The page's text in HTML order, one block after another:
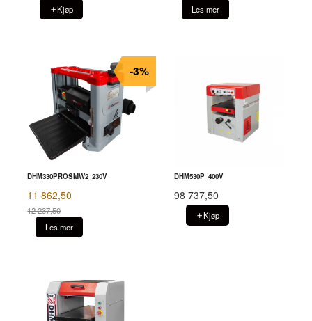
Kjøp Les mer
DHM330PROSMW2_230V
11 862,50
12 237,50
Rabatt
-3%
Les mer
DHM530P_400V
98 737,50
Kjøp